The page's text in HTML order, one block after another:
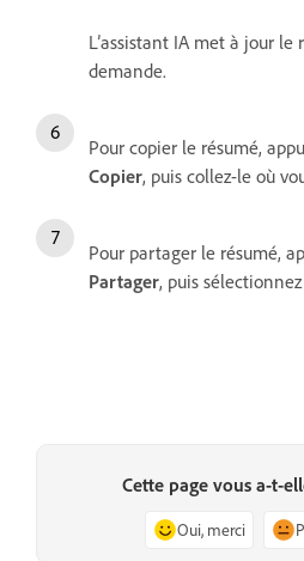
L’assistant IA met à jour le
demande.
Pour copier le résumé,
Copier, puis collez-le où
Pour partager le résumé,
Partager, puis
Cette page vous a-t-
Oui, merci